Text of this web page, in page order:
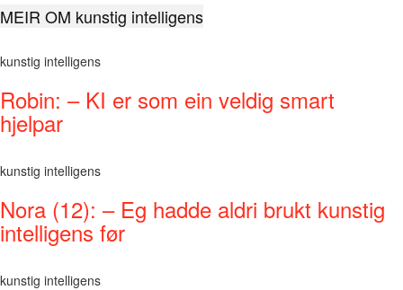
MEIR OM kunstig intelligens
kunstig intelligens
Robin: – KI er som ein veldig smart
hjelpar
kunstig intelligens
Nora (12): – Eg hadde aldri brukt kunstig
intelligens før
kunstig intelligens